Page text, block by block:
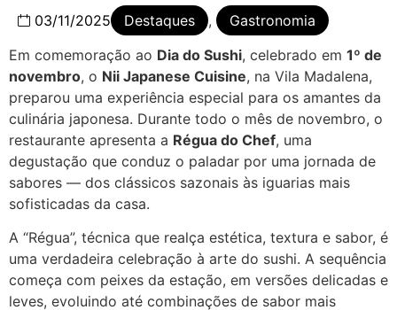
03/11/2025 Destaques ,
Gastronomia
Em comemoração ao Dia do Sushi, celebrado em 1º de
novembro, o Nii Japanese Cuisine, na Vila Madalena,
preparou uma experiência especial para os amantes da
culinária japonesa. Durante todo o mês de novembro, o
restaurante apresenta a Régua do Chef, uma
degustação que conduz o paladar por uma jornada de
sabores — dos clássicos sazonais às iguarias mais
sofisticadas da casa.
A “Régua”, técnica que realça estética, textura e sabor, é
uma verdadeira celebração à arte do sushi. A sequência
começa com peixes da estação, em versões delicadas e
leves, evoluindo até combinações de sabor mais